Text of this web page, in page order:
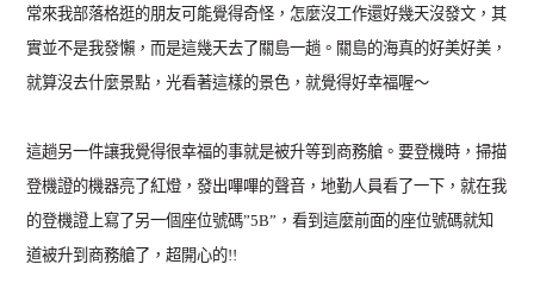
常來我部落格逛的朋友可能覺得奇怪，怎麼沒工作還好幾天沒發文，其
實並不是我發懶，而是這幾天去了關島一趟。關島的海真的好美好美，
就算沒去什麼景點，光看著這樣的景色，就覺得好幸福喔～
這趟另一件讓我覺得很幸福的事就是被升等到商務艙。要登機時，掃描
登機證的機器亮了紅燈，發出嗶嗶的聲音，地勤人員看了一下，就在我
的登機證上寫了另一個座位號碼”5B”，看到這麼前面的座位號碼就知
道被升到商務艙了，超開心的!!